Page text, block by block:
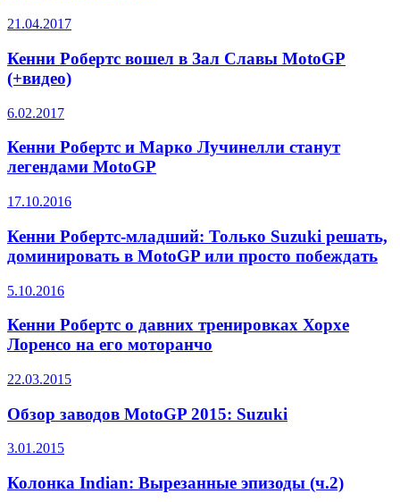
21.04.2017
Кенни Робертс вошел в Зал Славы MotoGP
(+видео)
6.02.2017
Кенни Робертс и Марко Лучинелли станут
легендами MotoGP
17.10.2016
Кенни Робертс-младший: Только Suzuki решать,
доминировать в MotoGP или просто побеждать
5.10.2016
Кенни Робертс о давних тренировках Хорхе
Лоренсо на его моторанчо
22.03.2015
Обзор заводов MotoGP 2015: Suzuki
3.01.2015
Колонка Indian: Вырезанные эпизоды (ч.2)